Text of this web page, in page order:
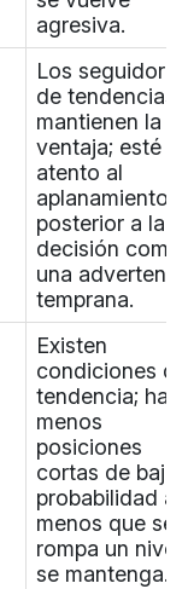
agresiva.
Los seguidores
de tendencias
mantienen la
ventaja; esté
atento al
aplanamiento
posterior a la
decisión como
una
temprana.
Existen
condiciones de
tendencia; hay
menos
posiciones
cortas de baja
probabilidad a
menos que se
rompa un nivel
se mantenga.